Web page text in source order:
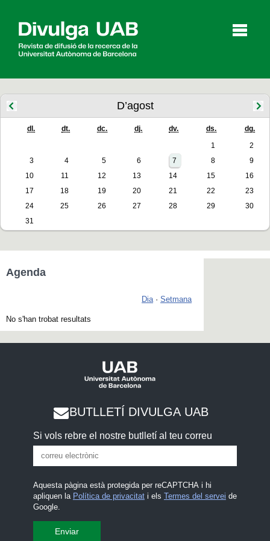
Articles Entrevistes Vídeos
English Español
D’agost
dl. dt. dc. dj. dv. ds. dg.
1
2
3
4 5 6 7 8
9
10
11 12 13 14 15
16
17
18 19 20 21 22
23
24
25 26 27 28 29
30
31
Agenda
Dia · Setmana
No s'han trobat resultats
BUTLLETÍ DIVULGA UAB
Si vols rebre el nostre butlletí al teu correu
Aquesta pàgina està protegida per reCAPTCHA i hi
apliquen la Política de privacitati els Termes del servei de
Google.